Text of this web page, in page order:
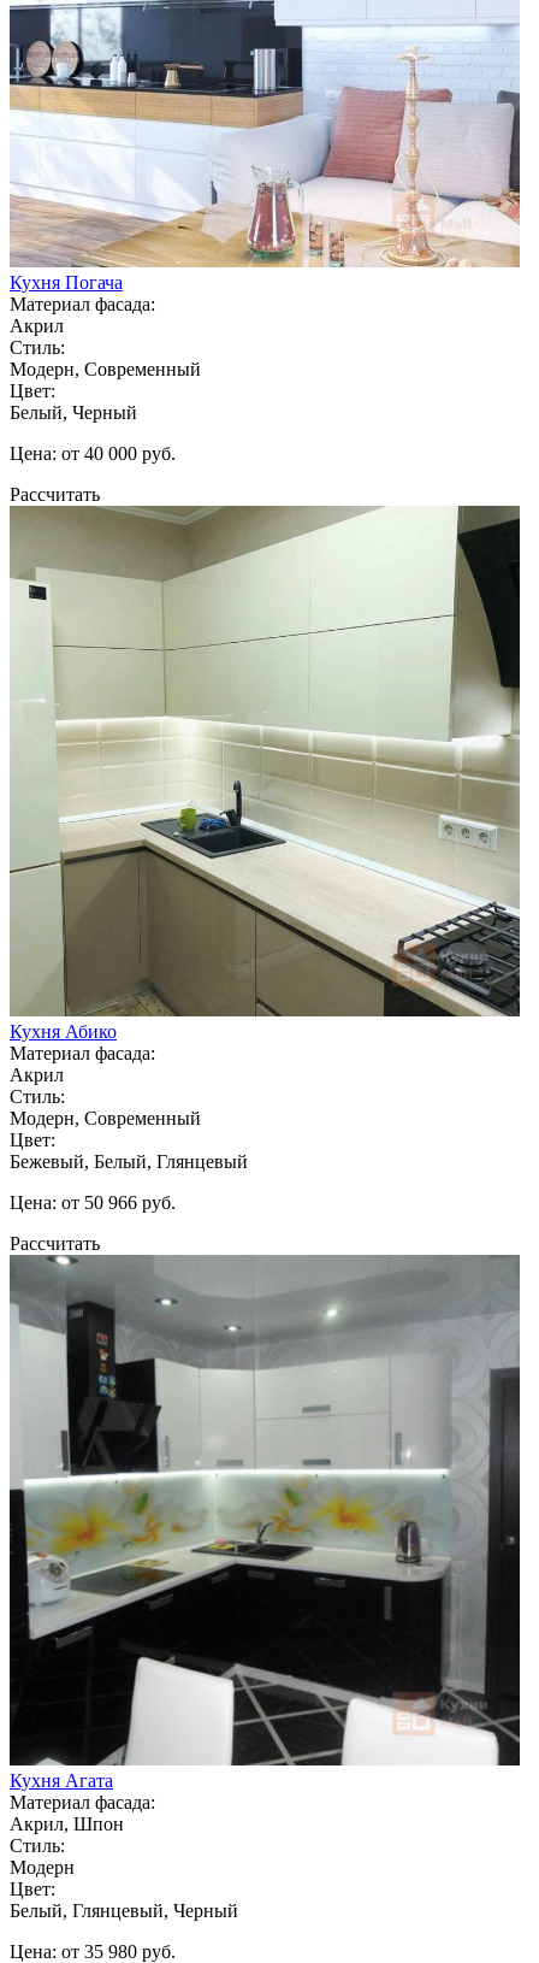
Кухня Погача
Материал фасада:
Акрил
Стиль:
Модерн, Современный
Цвет:
Белый, Черный
Цена: от 40 000 руб.
Рассчитать
Кухня Абико
Материал фасада:
Акрил
Стиль:
Модерн, Современный
Цвет:
Бежевый, Белый, Глянцевый
Цена: от 50 966 руб.
Рассчитать
Кухня Агата
Материал фасада:
Акрил, Шпон
Стиль:
Модерн
Цвет:
Белый, Глянцевый, Черный
Цена: от 35 980 руб.